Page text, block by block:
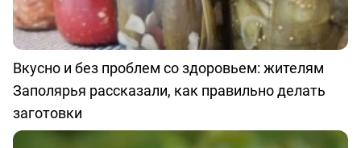
Вкусно и без проблем со здоровьем: жителям
Заполярья рассказали, как правильно делать
заготовки